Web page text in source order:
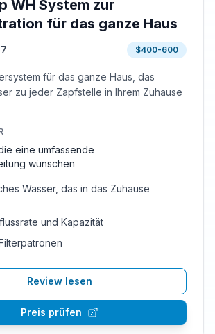
WH System zur
für das ganze Haus
$400-600
für das ganze Haus, das
zu jeder Zapfstelle in Ihrem Zuhause
eine umfassende
wünschen
Wasser, das in das Zuhause
und Kapazität
Review lesen
Preis prüfen